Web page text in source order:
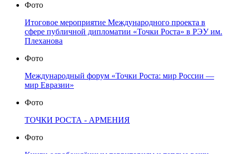
Фото
Итоговое мероприятие Международного проекта в
сфере публичной дипломатии «Точки Роста» в РЭУ им.
Плеханова
Фото
Международный форум «Точки Роста: мир России —
мир Евразии»
Фото
ТОЧКИ РОСТА - АРМЕНИЯ
Фото